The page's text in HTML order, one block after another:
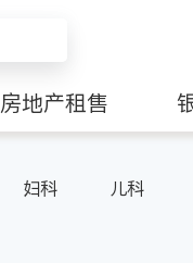
房地产租售
妇科 儿科